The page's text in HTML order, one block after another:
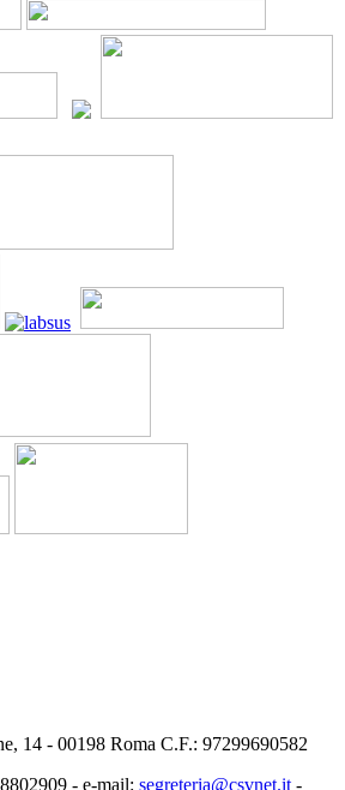
14 - 00198 Roma C.F.: 97299690582
- e-mail: segreteria@csvnet.it -